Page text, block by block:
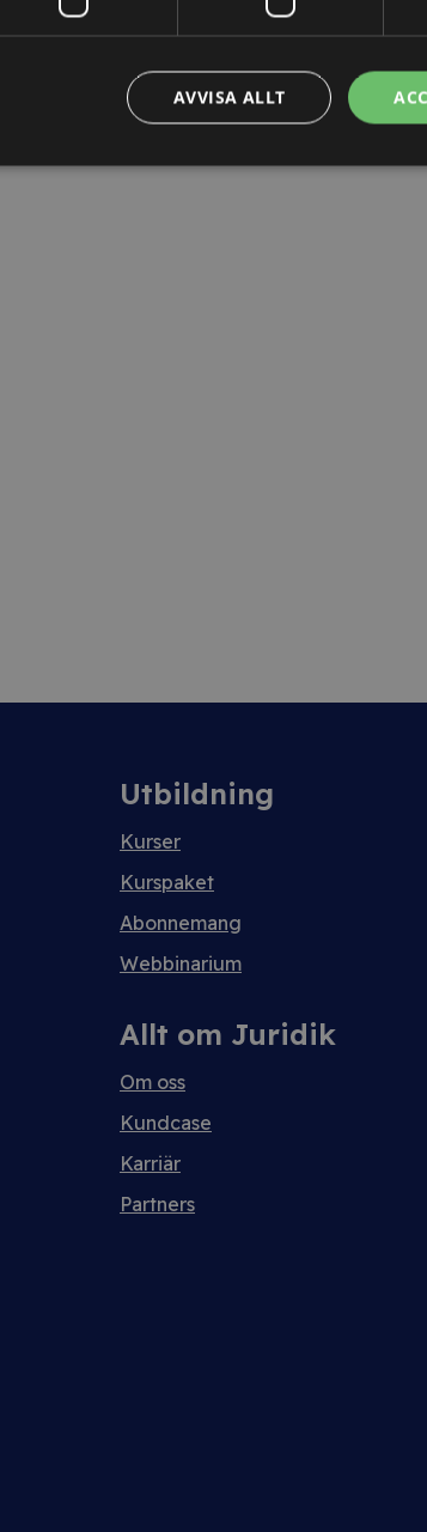
Utbildning
Kurser
Kurspaket
Abonnemang
Webbinarium
Allt om Juridik
Om oss
Kundcase
Karriär
Partners
AVVISA ALLT